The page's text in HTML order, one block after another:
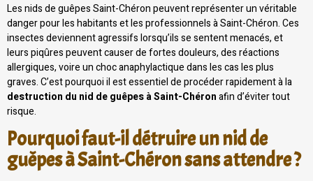
Les nids de guêpes Saint-Chéron peuvent représenter un véritable
danger pour les habitants et les professionnels à Saint-Chéron. Ces
insectes deviennent agressifs lorsqu’ils se sentent menacés, et
leurs piqûres peuvent causer de fortes douleurs, des réactions
allergiques, voire un choc anaphylactique dans les cas les plus
graves. C’est pourquoi il est essentiel de procéder rapidement à la
destruction du nid de guêpes à Saint-Chéronafin d’éviter tout
risque.
Pourquoi faut-il détruire un nid de
guêpes à Saint-Chéron sans attendre ?